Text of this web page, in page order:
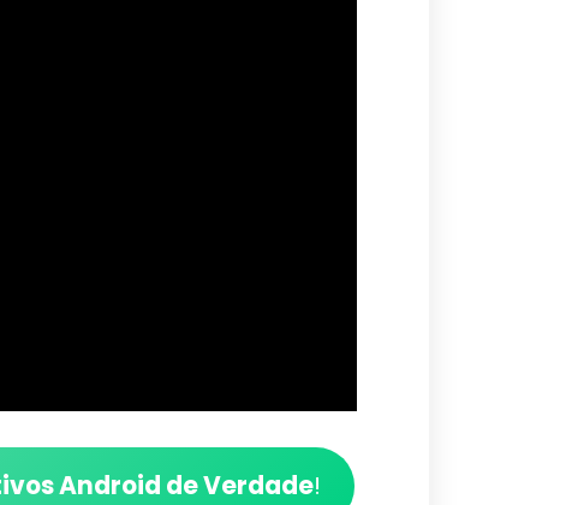
Android de Verdade!